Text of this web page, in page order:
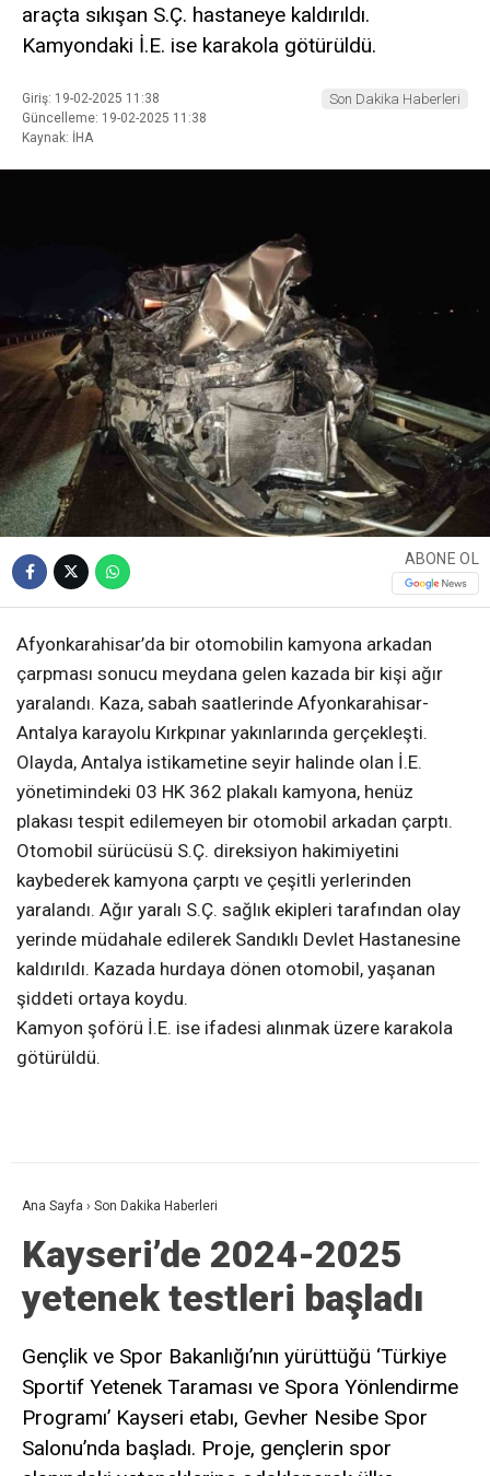
araçta sıkışan S.Ç. hastaneye kaldırıldı.
Kamyondaki İ.E. ise karakola götürüldü.
Giriş: 19-02-2025 11:38
Güncelleme: 19-02-2025 11:38
Kaynak: İHA
Son Dakika Haberleri
ABONE OL
Afyonkarahisar’da bir otomobilin kamyona arkadan
çarpması sonucu meydana gelen kazada bir kişi ağır
yaralandı. Kaza, sabah saatlerinde Afyonkarahisar-
Antalya karayolu Kırkpınar yakınlarında gerçekleşti.
Olayda, Antalya istikametine seyir halinde olan İ.E.
yönetimindeki 03 HK 362 plakalı kamyona, henüz
plakası tespit edilemeyen bir otomobil arkadan çarptı.
Otomobil sürücüsü S.Ç. direksiyon hakimiyetini
kaybederek kamyona çarptı ve çeşitli yerlerinden
yaralandı. Ağır yaralı S.Ç. sağlık ekipleri tarafından olay
yerinde müdahale edilerek Sandıklı Devlet Hastanesine
kaldırıldı. Kazada hurdaya dönen otomobil, yaşanan
şiddeti ortaya koydu.
Kamyon şoförü İ.E. ise ifadesi alınmak üzere karakola
götürüldü.
Ana Sayfa › Son Dakika Haberleri
Kayseri’de 2024-2025
yetenek testleri başladı
Gençlik ve Spor Bakanlığı’nın yürüttüğü ‘Türkiye
Sportif Yetenek Taraması ve Spora Yönlendirme
Programı’ Kayseri etabı, Gevher Nesibe Spor
Salonu’nda başladı. Proje, gençlerin spor